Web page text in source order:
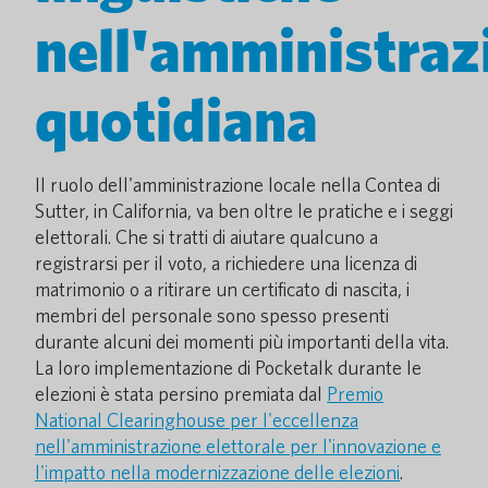
quotidiana
Il ruolo dell'amministrazione locale nella Contea di
Sutter, in California, va ben oltre le pratiche e i seggi
elettorali. Che si tratti di aiutare qualcuno a
registrarsi per il voto, a richiedere una licenza di
matrimonio o a ritirare un certificato di nascita, i
membri del personale sono spesso presenti
durante alcuni dei momenti più importanti della vita.
La loro implementazione di Pocketalk durante le
elezioni è stata persino premiata dal Premio
National Clearinghouse per l'eccellenza
nell'amministrazione elettorale per l'innovazione e
l'impatto nella modernizzazione delle elezioni.